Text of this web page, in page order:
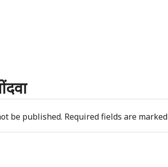
be published. Required fields are marked